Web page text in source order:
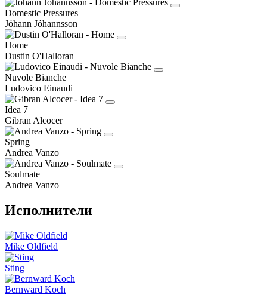
Domestic Pressures
Jóhann Jóhannsson
Home
Dustin O'Halloran
Nuvole Bianche
Ludovico Einaudi
Idea 7
Gibran Alcocer
Spring
Andrea Vanzo
Soulmate
Andrea Vanzo
Исполнители
Mike Oldfield
Sting
Bernward Koch